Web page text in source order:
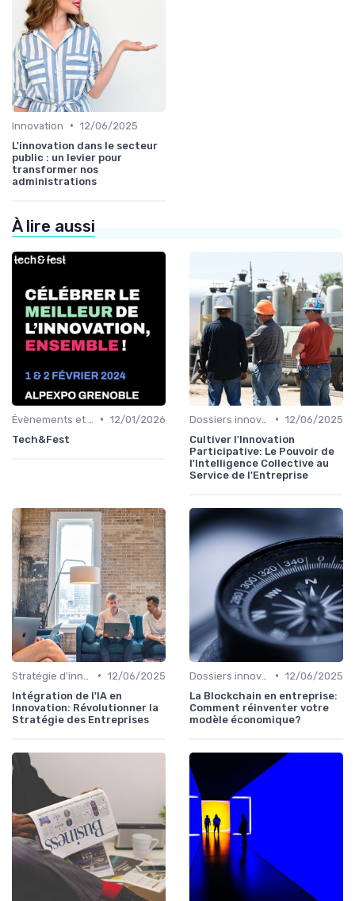
Innovation • 12/06/2025
L'innovation dans le secteur
public : un levier pour
transformer nos
administrations
À lire aussi
• 12/01/2026
Tech&Fest
• 12/06/2025
Cultiver l'Innovation
Participative: Le Pouvoir de
l'Intelligence Collective au
Service de l'Entreprise
• 12/06/2025
Intégration de l'IA en
Innovation: Révolutionner la
Stratégie des Entreprises
• 12/06/2025
La Blockchain en entreprise:
Comment réinventer votre
modèle économique?